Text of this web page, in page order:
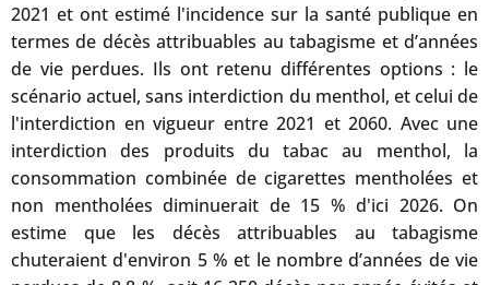
2021 et ont estimé l'incidence sur la santé publique en
termes de décès attribuables au tabagisme et d’années
de vie perdues. Ils ont retenu différentes options : le
scénario actuel, sans interdiction du menthol, et celui de
l'interdiction en vigueur entre 2021 et 2060. Avec une
interdiction des produits du tabac au menthol, la
consommation combinée de cigarettes mentholées et
non mentholées diminuerait de 15 % d'ici 2026. On
estime que les décès attribuables au tabagisme
chuteraient d'environ 5 % et le nombre d’années de vie